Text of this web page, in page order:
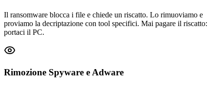
Il ransomware blocca i file e chiede un riscatto. Lo rimuoviamo e
proviamo la decriptazione con tool specifici. Mai pagare il riscatto:
portaci il PC.
Rimozione Spyware e Adware